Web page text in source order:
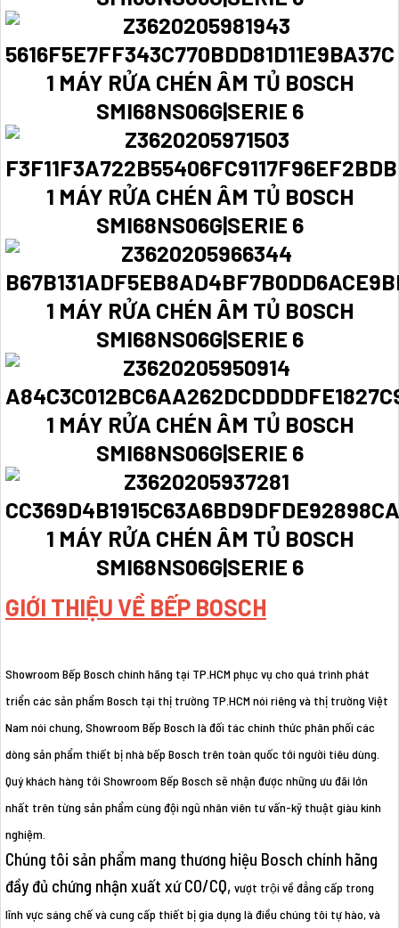
GIỚI THIỆU VỀ BẾP BOSCH
Showroom Bếp Bosch chính hãng tại TP.HCM phục vụ cho quá trình phát
triển các sản phẩm Bosch tại thị trường TP.HCM nói riêng và thị trường Việt
Nam nói chung, Showroom Bếp Bosch là đối tác chính thức phân phối các
dòng sản phẩm thiết bị nhà bếp Bosch trên toàn quốc tới người tiêu dùng.
Quý khách hàng tới Showroom Bếp Bosch sẽ nhận được những ưu đãi lớn
nhất trên từng sản phẩm cùng đội ngũ nhân viên tư vấn-kỹ thuật giàu kinh
nghiệm.
Chúng tôi sản phẩm mang thương hiệu Bosch chính hãng
đầy đủ chứng nhận xuất xứ CO/CQ, vượt trội về đẳng cấp trong
lĩnh vực sáng chế và cung cấp thiết bị gia dụng là điều chúng tôi tự hào, và